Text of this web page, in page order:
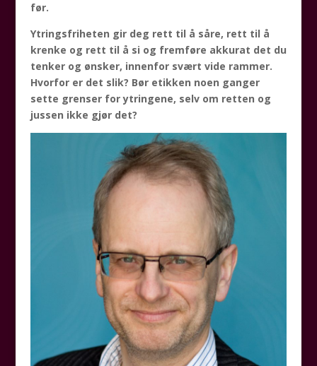
før.
Ytringsfriheten gir deg rett til å såre, rett til å
krenke og rett til å si og fremføre akkurat det du
tenker og ønsker, innenfor svært vide rammer.
Hvorfor er det slik? Bør etikken noen ganger
sette grenser for ytringene, selv om retten og
jussen ikke gjør det?